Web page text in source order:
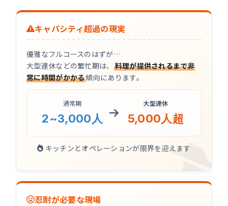
キャパシティ超過の現実
優雅なフルコースのはずが…
大型連休などの繁忙期は、 料理が提供されるまで非
常に時間がかかる傾向にあります。
通常期
2~3,000人
大型連休
5,000人超
キッチンとオペレーションが限界を迎えます
忍耐が必要な現場